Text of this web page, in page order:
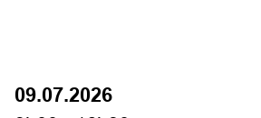
09.07.2026